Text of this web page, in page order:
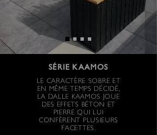
SÉRIE KAAMOS
LE CARACTÈRE SOBRE ET
EN MÊME TEMPS DÉCIDÉ,
LA DALLE KAAMOS JOUE
DES EFFETS BÉTON ET
PIERRE QUI LUI
CONFÈRENT PLUSIEURS
FACETTES.